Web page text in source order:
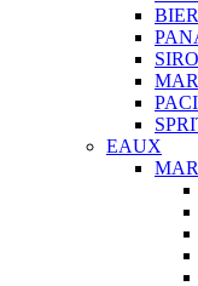
EAUX